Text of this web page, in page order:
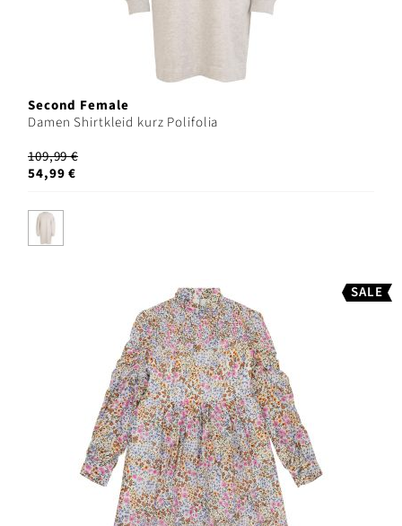
Second Female
Damen Shirtkleid kurz Polifolia
109,99 €
54,99 €
SALE